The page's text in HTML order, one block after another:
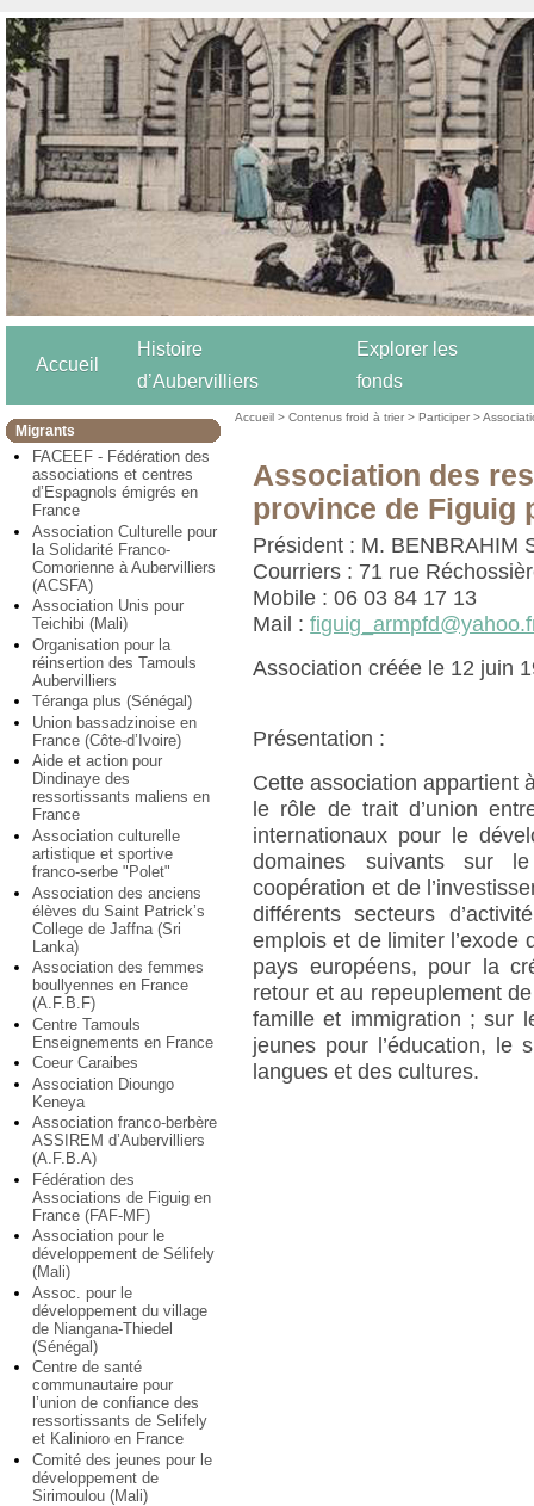
Accueil
Histoire
d’Aubervilliers
Explorer les
fonds
Migrants
FACEEF - Fédération des
associations et centres
d’Espagnols émigrés en
France
Association Culturelle pour
la Solidarité Franco-
Comorienne à Aubervilliers
(ACSFA)
Association Unis pour
Teichibi (Mali)
Organisation pour la
réinsertion des Tamouls
Aubervilliers
Téranga plus (Sénégal)
Union bassadzinoise en
France (Côte-d’Ivoire)
Aide et action pour
Dindinaye des
ressortissants maliens en
France
Association culturelle
artistique et sportive
franco-serbe "Polet"
Association des anciens
élèves du Saint Patrick’s
College de Jaffna (Sri
Lanka)
Association des femmes
boullyennes en France
(A.F.B.F)
Centre Tamouls
Enseignements en France
Coeur Caraibes
Association Dioungo
Keneya
Association franco-berbère
ASSIREM d’Aubervilliers
(A.F.B.A)
Fédération des
Associations de Figuig en
France (FAF-MF)
Association pour le
développement de Sélifely
(Mali)
Assoc. pour le
développement du village
de Niangana-Thiedel
(Sénégal)
Centre de santé
communautaire pour
l’union de confiance des
ressortissants de Selifely
et Kalinioro en France
Comité des jeunes pour le
développement de
Sirimoulou (Mali)
Accueil >Contenus froid à trier >Participer >
Association des
province de Figuig
Président : M. BENBRAHIM
Courriers : 71 rue
Mobile : 06 03 84 17 13
Mail :
Association créée le 12 juin
Présentation :
Cette association appartient
le rôle de trait d’union
internationaux pour le
domaines suivants sur
coopération et de
différents secteurs
emplois et de limiter l’exode
pays européens, pour la
retour et au repeuplement
famille et immigration ; sur
jeunes pour l’éducation, le
langues et des cultures.